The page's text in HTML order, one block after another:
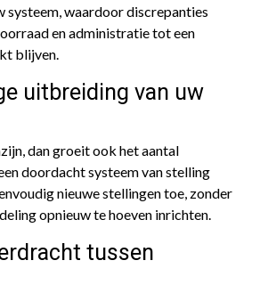
systeem, waardoor discrepanties
en administratie tot een
blijven.
uitbreiding van uw
dan groeit ook het aantal
doordacht systeem van stelling
nieuwe stellingen toe, zonder
opnieuw te hoeven inrichten.
tussen